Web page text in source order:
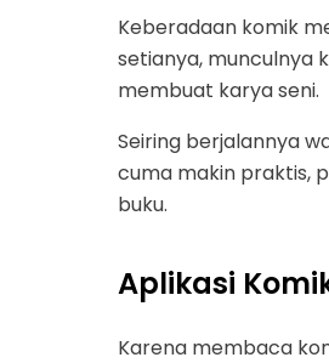
Keberadaan komik
setianya, munculnya
membuat karya seni.
Seiring berjalannya
cuma makin praktis,
buku.
Aplikasi
Karena membaca